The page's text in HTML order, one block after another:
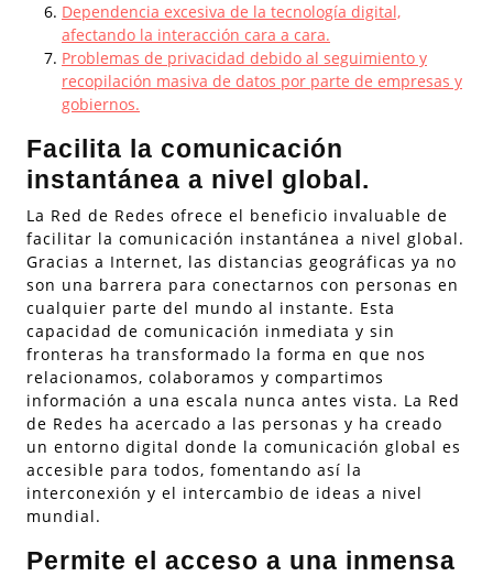
Dependencia excesiva de la tecnología digital,
afectando la interacción cara a cara.
Problemas de privacidad debido al seguimiento y
recopilación masiva de datos por parte de empresas y
gobiernos.
Facilita la comunicación
instantánea a nivel global.
La Red de Redes ofrece el beneficio invaluable de
facilitar la comunicación instantánea a nivel global.
Gracias a Internet, las distancias geográficas ya no
son una barrera para conectarnos con personas en
cualquier parte del mundo al instante. Esta
capacidad de comunicación inmediata y sin
fronteras ha transformado la forma en que nos
relacionamos, colaboramos y compartimos
información a una escala nunca antes vista. La Red
de Redes ha acercado a las personas y ha creado
un entorno digital donde la comunicación global es
accesible para todos, fomentando así la
interconexión y el intercambio de ideas a nivel
mundial.
Permite el acceso a una inmensa